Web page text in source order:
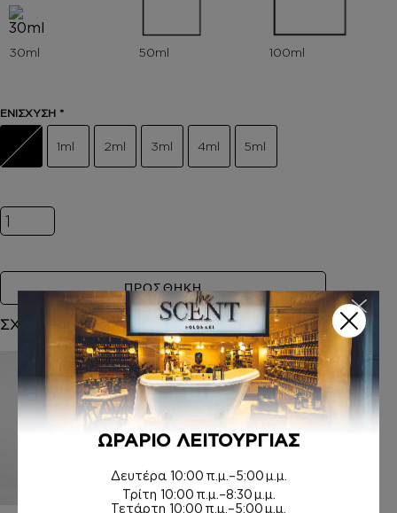
ΕΝΙΣΧΥΣΗ *
1ml 2ml 3ml 4ml 5ml
Inspired by L'EAU D'ISSEY ποσότητα
ΠΡΟΣΘΗΚΗ
ΣΧΕΤΙΚΑ ΠΡΟΪΟΝΤΑ
ΩΡΑΡΙΟ ΛΕΙΤΟΥΡΓΙΑΣ
Δευτέρα 10:00 π.μ.–5:00 μ.μ.
Τρίτη 10:00 π.μ.–8:30 μ.μ.
Τετάρτη 10:00 π.μ.–5:00 μ.μ.